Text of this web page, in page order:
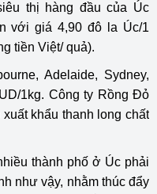
thị hàng đầu của Úc
với giá 4,90 đô la Úc/1
tiền Việt/ quả).
Adelaide, Sydney,
1kg. Công ty Rồng Đỏ
khẩu thanh long chất
thành phố ở Úc phải
như vậy, nhằm thúc đẩy